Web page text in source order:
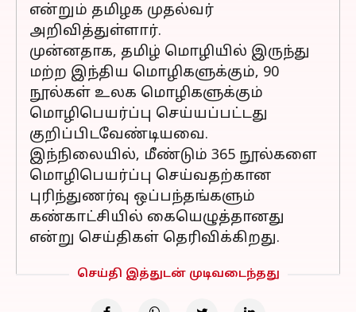
என்றும் தமிழக முதல்வர்
அறிவித்துள்ளார்.
முன்னதாக, தமிழ் மொழியில் இருந்து
மற்ற இந்திய மொழிகளுக்கும், 90
நூல்கள் உலக மொழிகளுக்கும்
மொழிபெயர்ப்பு செய்யப்பட்டது
குறிப்பிடவேண்டியவை.
இந்நிலையில், மீண்டும் 365 நூல்களை
மொழிபெயர்ப்பு செய்வதற்கான
புரிந்துணர்வு ஒப்பந்தங்களும்
கண்காட்சியில் கையெழுத்தானது
என்று செய்திகள் தெரிவிக்கிறது.
செய்தி இத்துடன் முடிவடைந்தது